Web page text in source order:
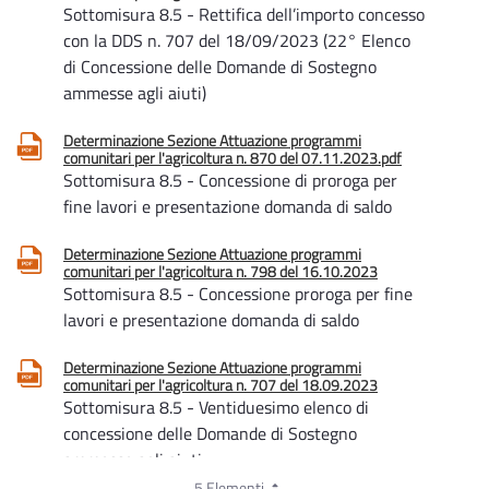
Sottomisura 8.5 - Rettifica dell’importo concesso
con la DDS n. 707 del 18/09/2023 (22° Elenco
di Concessione delle Domande di Sostegno
ammesse agli aiuti)
Determinazione Sezione Attuazione programmi
comunitari per l'agricoltura n. 870 del 07.11.2023.pdf
Sottomisura 8.5 - Concessione di proroga per
fine lavori e presentazione domanda di saldo
Determinazione Sezione Attuazione programmi
comunitari per l'agricoltura n. 798 del 16.10.2023
Sottomisura 8.5 - Concessione proroga per fine
lavori e presentazione domanda di saldo
Determinazione Sezione Attuazione programmi
comunitari per l'agricoltura n. 707 del 18.09.2023
Sottomisura 8.5 - Ventiduesimo elenco di
concessione delle Domande di Sostegno
ammesse agli aiuti